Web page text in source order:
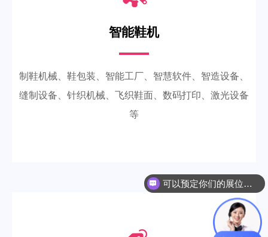
智能鞋机
制鞋机械、鞋包装、智能工厂、智慧软件、智造设备、
缝制设备、针织机械、飞织鞋面、数码打印、激光设备
等
你们是怎么收费的呢？